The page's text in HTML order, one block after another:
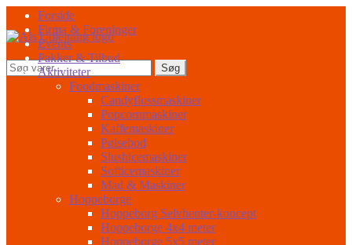
Spring
navigation
Spring
indhold
Søg
efter:
Søg
Forside
Firma & Foreninger
Events
Pakker & Tilbud
Aktiviteter
Foodmaskiner
Candyflossmaskiner
Popcornmaskiner
Kaffemaskiner
Pølsebod
Slushicemaskiner
Softicemaskiner
Mad & Maskiner
Hoppeborge
Hoppeborg Selvhenter-koncept
Hoppeborge 4x4 meter
Hoppeborge 5x5 meter